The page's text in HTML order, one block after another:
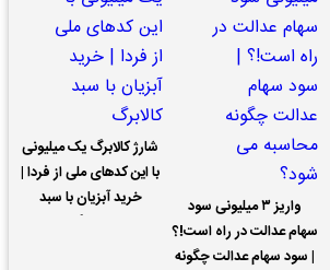
واریز ۳ میلیونی سود
سهام عدالت در راه است!؟
| سود سهام عدالت چگونه
شارژ کالابرگ یک میلیونی
با این کدهای ملی از فردا |
خرید آبزیان با سبد